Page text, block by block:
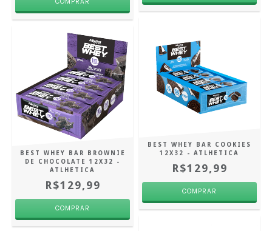
BEST WHEY BAR BROWNIE
DE CHOCOLATE 12X32 -
ATLHETICA
R$129,99
BEST WHEY BAR COOKIES
12X32 - ATLHETICA
R$129,99